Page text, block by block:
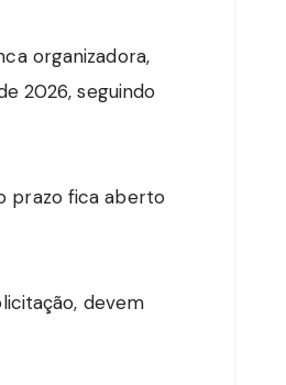
organizadora,
2026, seguindo
prazo fica aberto
devem